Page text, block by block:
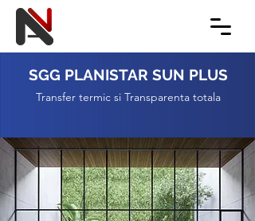
SGG PLANISTAR SUN PLUS
Transfer termic si Transparenta totala